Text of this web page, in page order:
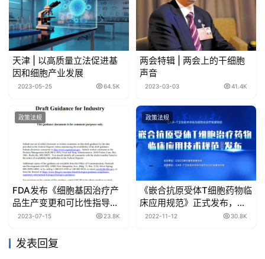
天津 | 以高质量立法促进基
因和细胞产业发展
2023-05-25 64.5K
两会特辑 | 两会上的干细胞
声音
2023-03-03 41.4K
政策法规
FDA发布《细胞基因治疗产
品生产变更和可比性指导原
则》
2023-07-15 23.8K
政策法规
《嵌合抗原受体T细胞药物临
床应用规范》正式发布，开
启CAR-T细胞治疗全程规范
2022-11-12 30.8K
发表回复